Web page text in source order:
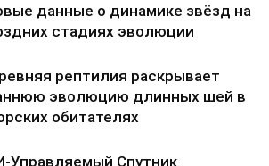
данные о динамике звёзд на
стадиях эволюции
рептилия раскрывает
эволюцию длинных шей в
обитателях
Управляемый Спутник